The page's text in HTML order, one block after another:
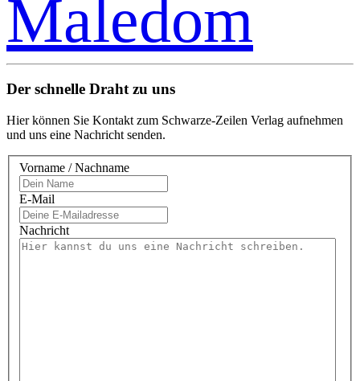
Maledom
Der schnelle Draht zu uns
Hier können Sie Kontakt zum Schwarze-Zeilen Verlag aufnehmen
und uns eine Nachricht senden.
Vorname / Nachname
E-Mail
Nachricht